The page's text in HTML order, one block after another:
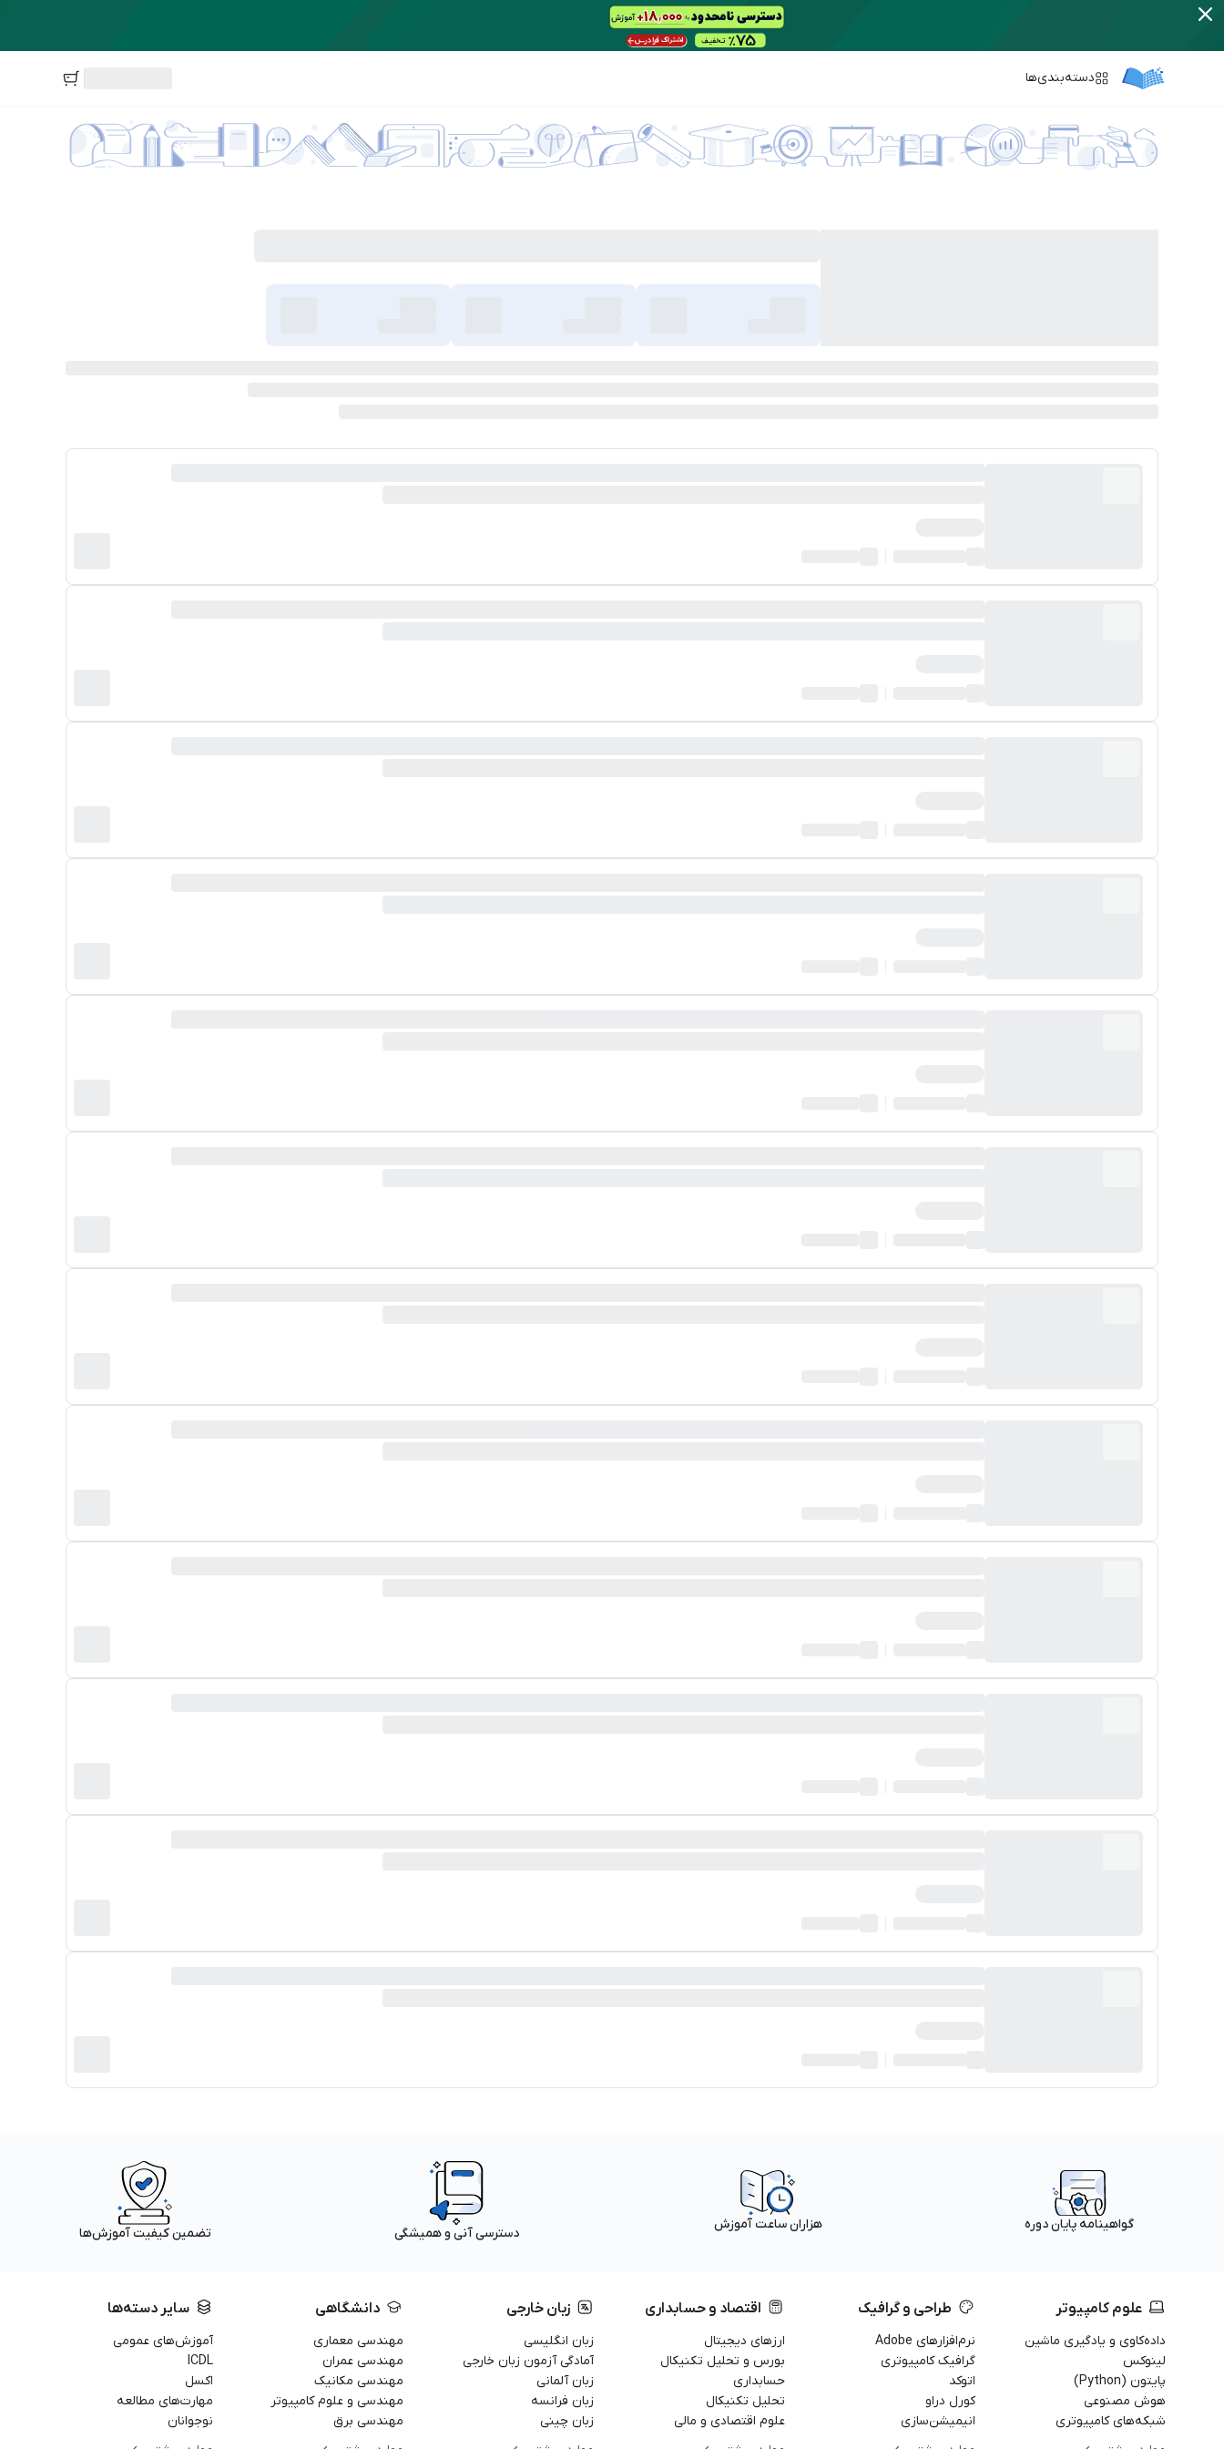
دسته‌بندی‌ها
گواهینامه پایان دوره هزاران ساعت آموزش
دسترسی آنی و همیشگی تضمین کیفیت آموزش‌ها
علوم کامپیوتر
داده‌کاوی و یادگیری ماشین
لینوکس
پایتون (Python)
هوش مصنوعی
شبکه‌های کامپیوتری
طراحی و گرافیک
نرم‌افزارهای Adobe
گرافیک کامپیوتری
اتوکد
کورل دراو
انیمیشن‌سازی
اقتصاد و حسابداری
ارزهای دیجیتال
بورس و تحلیل تکنیکال
حسابداری
تحلیل تکنیکال
علوم اقتصادی و مالی
زبان خارجی
زبان انگلیسی
آمادگی آزمون زبان خارجی
زبان آلمانی
زبان فرانسه
زبان چینی
دانشگاهی
مهندسی معماری
مهندسی عمران
مهندسی مکانیک
مهندسی و علوم کامپیوتر
مهندسی برق
سایر دسته‌ها
آموزش‌های عمومی
ICDL
اکسل
مهارت‌های مطالعه
نوجوانان